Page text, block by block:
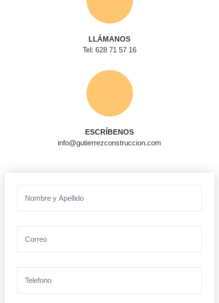
LLÁMANOS
Tel: 628 71 57 16
ESCRÍBENOS
info@gutierrezconstruccion.com